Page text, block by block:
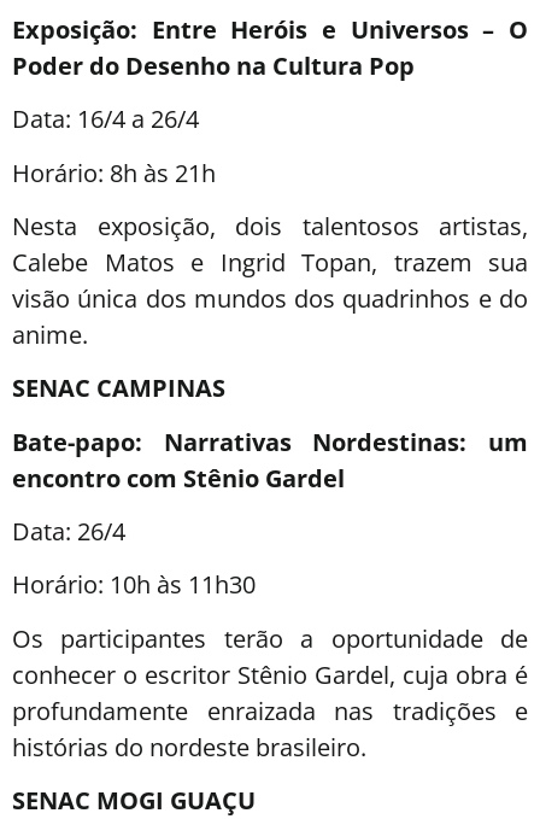
Exposição: Entre Heróis e Universos – O
Poder do Desenho na Cultura Pop
Data: 16/4 a 26/4
Horário: 8h às 21h
Nesta exposição, dois talentosos artistas,
Calebe Matos e Ingrid Topan, trazem sua
visão única dos mundos dos quadrinhos e do
anime.
SENAC CAMPINAS
Bate-papo: Narrativas Nordestinas: um
encontro com Stênio Gardel
Data: 26/4
Horário: 10h às 11h30
Os participantes terão a oportunidade de
conhecer o escritor Stênio Gardel, cuja obra é
profundamente enraizada nas tradições e
histórias do nordeste brasileiro.
SENAC MOGI GUAÇU